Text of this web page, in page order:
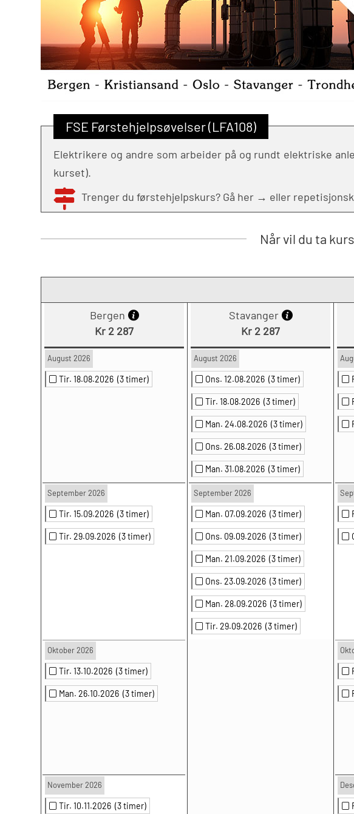
FSE Førstehjelpsøvelser (LFA108)
Elektrikere og andre som arbeider på og rundt elektriske
kurset).
Trenger du førstehjelpskurs? Gå her → eller
Når vil du ta
Bergen
Kr 2 287
August 2026
Tir. 18.08.2026 (3 timer)
September 2026
Tir. 15.09.2026 (3 timer)
Tir. 29.09.2026 (3 timer)
Oktober 2026
Tir. 13.10.2026 (3 timer)
Man. 26.10.2026 (3 timer)
November 2026
Tir. 10.11.2026 (3 timer)
Stavanger
Kr 2 287
August 2026
Ons. 12.08.2026 (3 timer)
Tir. 18.08.2026 (3 timer)
Man. 24.08.2026 (3 timer)
Ons. 26.08.2026 (3 timer)
Man. 31.08.2026 (3 timer)
September 2026
Man. 07.09.2026 (3 timer)
Ons. 09.09.2026 (3 timer)
Man. 21.09.2026 (3 timer)
Ons. 23.09.2026 (3 timer)
Man. 28.09.2026 (3 timer)
Tir. 29.09.2026 (3 timer)